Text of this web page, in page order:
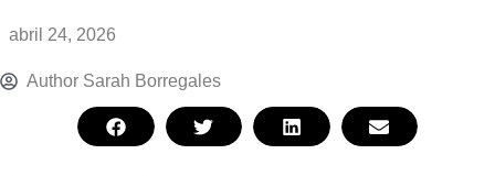
abril 24, 2026
Author Sarah Borregales